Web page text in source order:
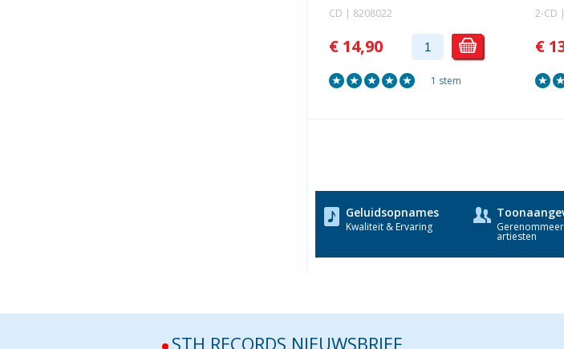
CD | 8208022
€ 14,90
1 stem
2-CD
€
Geluidsopnames
Kwaliteit & Ervaring
artiesten
STH RECORDS NIEUWSBRIEF